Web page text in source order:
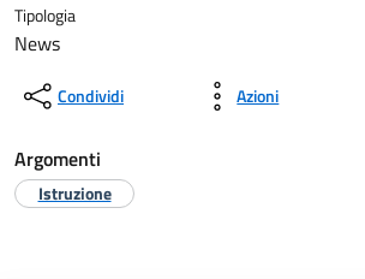
Tipologia
News
Condividi Azioni
Argomenti
Istruzione